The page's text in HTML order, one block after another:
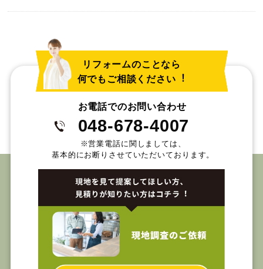
リフォームのことなら
何でもご相談ください︕
お電話でのお問い合わせ
048-678-4007
※営業電話に関しましては、
基本的にお断りさせていただいております。